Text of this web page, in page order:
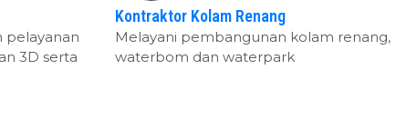
pelayanan
3D serta
Kontraktor Kolam Renang
Melayani pembangunan kolam renang,
waterbom dan waterpark